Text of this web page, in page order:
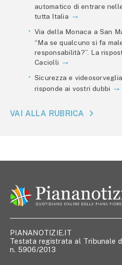
automatico di entrare
tutta Italia
Via della Monaca a San
“Ma se qualcuno si fa
responsabilità?”. La
Caciolli
Sicurezza e
risponde ai vostri dubbi
VAI ALLA RUBRICA
PIANANOTIZIE.IT
Testata registrata al Tribunale
n. 5906/2013